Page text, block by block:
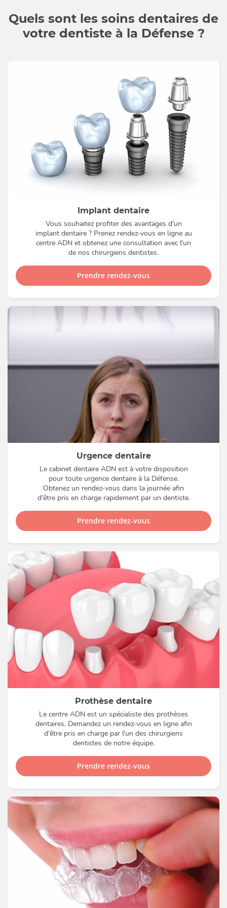
Quels sont les soins dentaires de
votre dentiste à la Défense ?
Implant dentaire
Vous souhaitez profiter des avantages d'un
implant dentaire ? Prenez rendez-vous en ligne au
centre ADN et obtenez une consultation avec l'un
de nos chirurgiens dentistes.
Prendre rendez-vous
Urgence dentaire
Le cabinet dentaire ADN est à votre disposition
pour toute urgence dentaire à la Défense.
Obtenez un rendez-vous dans la journée afin
d'être pris en charge rapidement par un dentiste.
Prendre rendez-vous
Prothèse dentaire
Le centre ADN est un spécialiste des prothèses
dentaires. Demandez un rendez-vous en ligne afin
d'être pris en charge par l'un des chirurgiens
dentistes de notre équipe.
Prendre rendez-vous